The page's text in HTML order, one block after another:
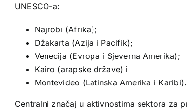
UNESCO-a:
Najrobi (Afrika);
Džakarta (Azija i Pacifik);
Venecija (Evropa i Sjeverna Amerika);
Kairo (arapske države) i
Montevideo (Latinska Amerika i Karibi).
Centralni značaj u aktivnostima sektora za